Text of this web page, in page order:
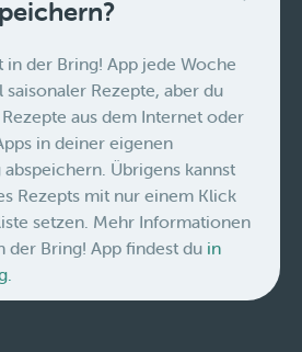
in der Bring! App jede Woche
Rezepte, aber du
aus dem Internet oder
in deiner eigenen
Übrigens kannst
Rezepts mit nur einem Klick
setzen. Mehr Informationen
der Bring! App findest du in